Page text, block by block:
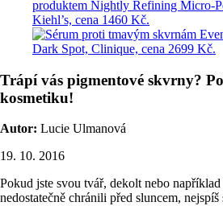
Trápí vás pigmentové skvrny?
kosmetiku!
Autor: Lucie Ulmanová
19. 10. 2016
Pokud jste svou tvář, dekolt nebo
nedostatečně chránili před sluncem,